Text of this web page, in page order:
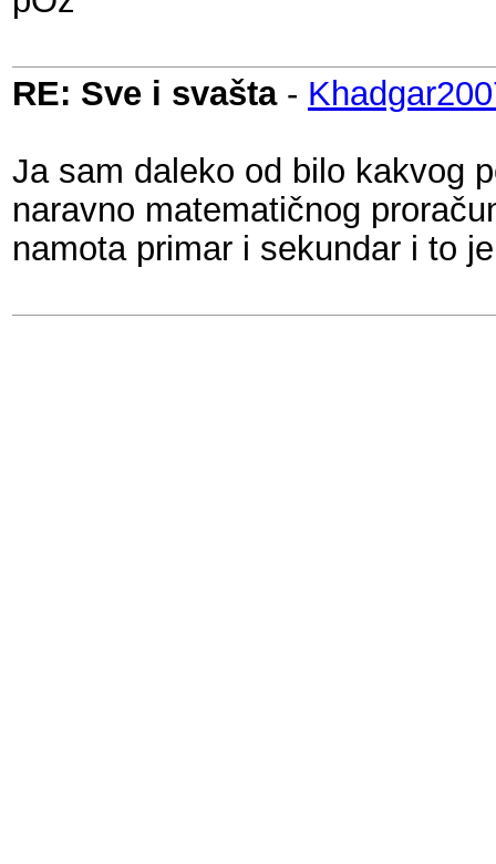
RE: Sve i svašta-
Ja sam daleko od bilo kakvog
naravno matematičnog
namota primar i sekundar i to